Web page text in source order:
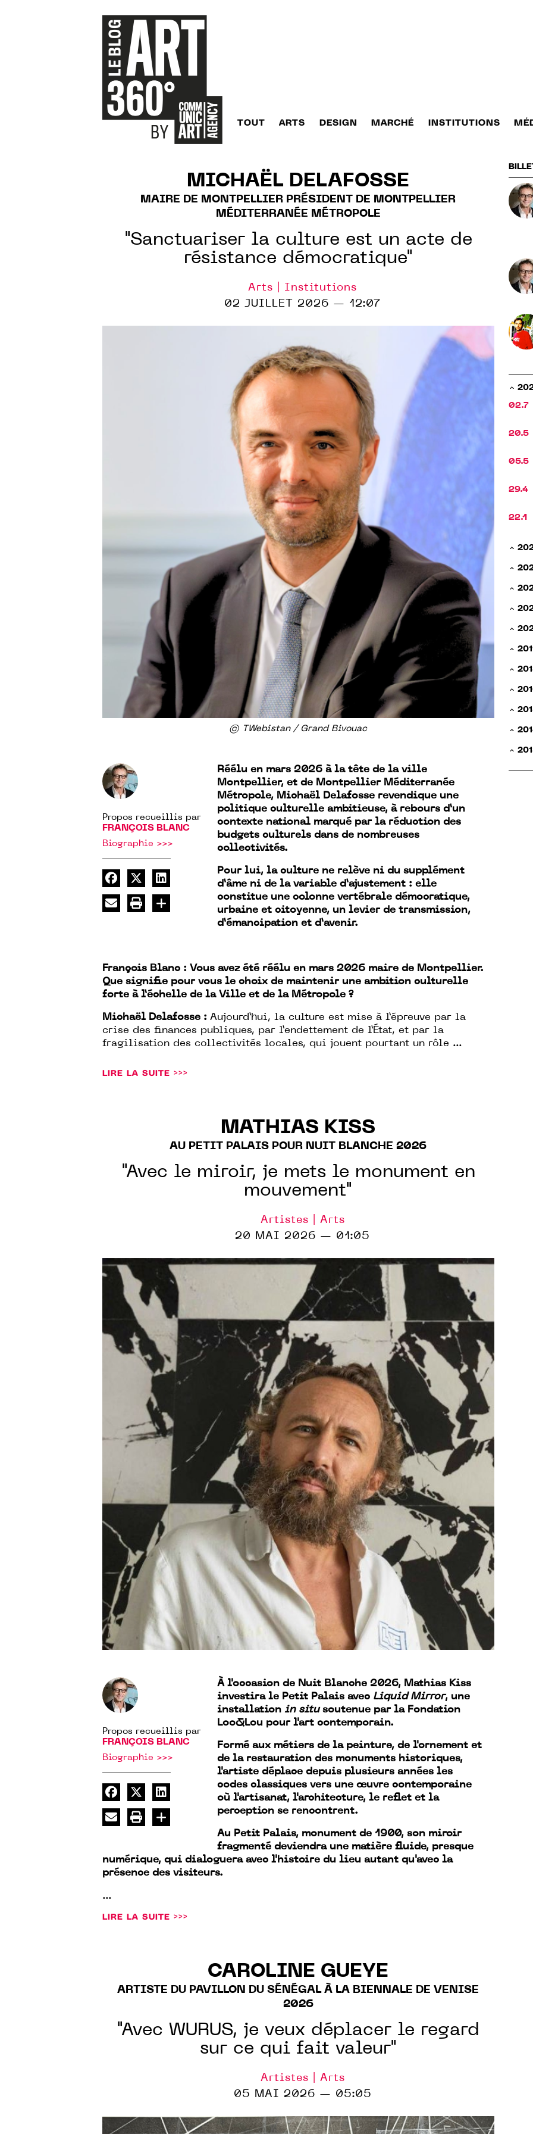
TOUT ARTS DESIGN MARCHÉ INSTITUTIONS
MICHAËL DELAFOSSE
MAIRE DE MONTPELLIER PRÉSIDENT DE MONTPELLIER
MÉDITERRANÉE MÉTROPOLE
"Sanctuariser la culture est un acte de
résistance démocratique"
Arts | Institutions
02 JUILLET 2026 — 12:07
© TWebistan / Grand Bivouac
Propos recueillis par
FRANÇOIS BLANC
Biographie >>>
Réélu en mars 2026 à la tête de la ville
Montpellier, et de Montpellier Méditerranée
Métropole, Michaël Delafosse revendique une
politique culturelle ambitieuse, à rebours d’un
contexte national marqué par la réduction des
budgets culturels dans de nombreuses
collectivités.
Pour lui, la culture ne relève ni du supplément
d’âme ni de la variable d’ajustement : elle
constitue une colonne vertébrale démocratique,
urbaine et citoyenne, un levier de transmission,
d’émancipation et d’avenir.
François Blanc : Vous avez été réélu en mars 2026 maire de Montpellier.
Que signifie pour vous le choix de maintenir une ambition culturelle
forte à l’échelle de la Ville et de la Métropole ?
Michaël Delafosse : Aujourd’hui, la culture est mise à l’épreuve par la
crise des finances publiques, par l’endettement de l’État, et par la
fragilisation des collectivités locales, qui jouent pourtant un rôle ...
LIRE LA SUITE >>>
MATHIAS KISS
AU PETIT PALAIS POUR NUIT BLANCHE 2026
"Avec le miroir, je mets le monument en
mouvement"
Artistes | Arts
20 MAI 2026 — 01:05
Propos recueillis par
FRANÇOIS BLANC
Biographie >>>
À l'occasion de Nuit Blanche 2026, Mathias Kiss
investira le Petit Palais avec Liquid Mirror, une
installationin situsoutenue par la Fondation
Loo&Lou pour l'art contemporain.
Formé aux métiers de la peinture, de l'ornement et
de la restauration des monuments historiques,
l'artiste déplace depuis plusieurs années les
codes classiques vers une œuvre contemporaine
où l'artisanat, l'architecture, le reflet et la
perception se rencontrent.
Au Petit Palais, monument de 1900, son miroir
fragmenté deviendra une matière fluide, presque
numérique, qui dialoguera avec l'histoire du lieu autant qu'avec la
présence des visiteurs.
...
LIRE LA SUITE >>>
CAROLINE GUEYE
ARTISTE DU PAVILLON DU SÉNÉGAL À LA BIENNALE DE VENISE
2026
"Avec WURUS, je veux déplacer le regard
sur ce qui fait valeur"
Artistes | Arts
05 MAI 2026 — 05:05
02.7
20.5
05.5
29.4
22.1